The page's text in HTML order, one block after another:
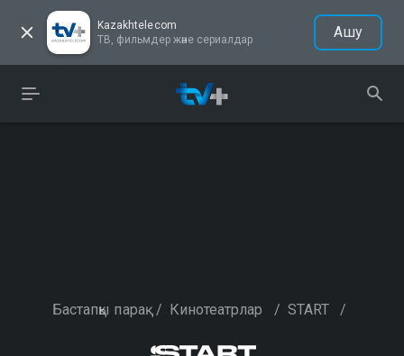
Kazakhtelecom
ТВ, фильмдер және сериалдар
Ашу
Бастапқы парақ / Кинотеатрлар / START /